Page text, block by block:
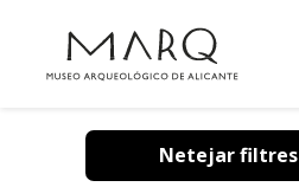
Netejar filtres